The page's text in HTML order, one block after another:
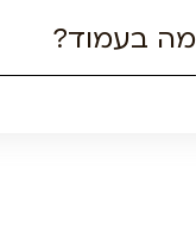
מה בעמוד?